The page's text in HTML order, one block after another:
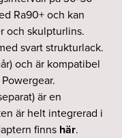
Ra90+ och kan
och skulpturlins.
svart strukturlack.
och är kompatibel
är en
är helt integrerad i
finns här.